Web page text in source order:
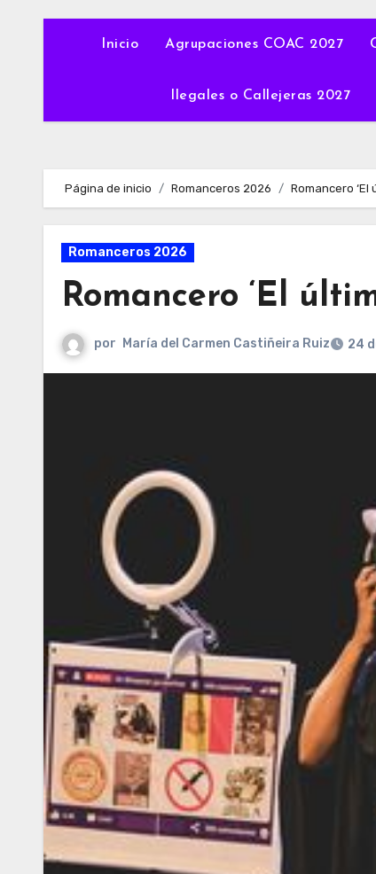
Inicio Agrupaciones COAC 2027
Ilegales o Callejeras 2027
Página de inicio Romanceros 2026 Romancero ‘El
Romanceros 2026
Romancero ‘El
por María del Carmen Castiñeira Ruiz 24